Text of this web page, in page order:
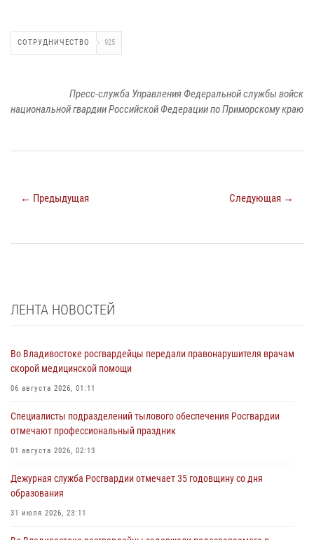
СОТРУДНИЧЕСТВО 925
Пресс-служба Управления Федеральной службы войск
национальной гвардии Российской Федерации по Приморскому краю
← Предыдущая Следующая →
ЛЕНТА НОВОСТЕЙ
Во Владивостоке росгвардейцы передали правонарушителя врачам
скорой медицинской помощи
06 августа 2026, 01:11
Специалисты подразделений тылового обеспечения Росгвардии
отмечают профессиональный праздник
01 августа 2026, 02:13
Дежурная служба Росгвардии отмечает 35 годовщину со дня
образования
31 июля 2026, 23:11